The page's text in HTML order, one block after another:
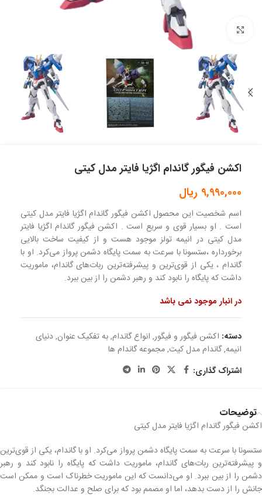
بزرگنمایی تصویر
اکشن فیگور گاندام اگژیا فایتر مدل کیتی
9,990,000 ریال
اسم شخصیت این محصول اکشن فیگور گاندام اگژیا فایتر مدل کیتی
است . او بسیار قوی و سریع است . اکشن فیگور گاندام اگژیا فایتر
مدل کیتی در انیمه تولز موجود هست و از کیفیت ساخت بالایی
برخورداره ،ستسونا با سرعت به سمت پایگاه دشمن پرواز می‌کرد. او با
گاندام ، یکی از قوی‌ترین و پیشرفته‌ترین ربات‌های گاندام، ماموریت
داشت که پایگاه را نابود کند و رهبر دشمن را از بین ببرد.
در انبار موجود نمی باشد
دسته: اکشن فیگور و فیگور, انواع گاندام,به تفکیک عنوان,دنیای
انیمه,گاندام مدل کیت,مجموعه گاندام ها
اشتراک گذاری:
توضیحات
اکشن فیگور گاندام اگژیا فایتر مدل کیتی
ستسونا با سرعت به سمت پایگاه دشمن پرواز می‌کرد. او با گاندام، یکی از قوی‌ترین
و پیشرفته‌ترین ربات‌های گاندام، ماموریت داشت که پایگاه را نابود کند و رهبر
دشمن را از بین ببرد. او می‌دانست که این ماموریت خطرناک است و ممکن است
جانش را از دست بدهد، اما او مصمم بود که برای صلح و عدالت بجنگد.